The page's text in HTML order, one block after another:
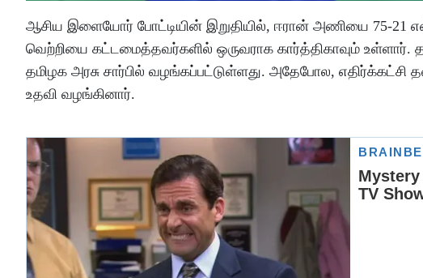
ஆசிய இளையோர் போட்டியின் இறுதியில், ஈரான் அணியை 75-21
வெற்றியை கட்டமைத்தவர்களில் ஒருவராக கார்த்திகாவும்
தமிழக அரசு சார்பில் வழங்கப்பட்டுள்ளது. அதேபோல, எதிர்க்கட்சி
உதவி வழங்கினார்.